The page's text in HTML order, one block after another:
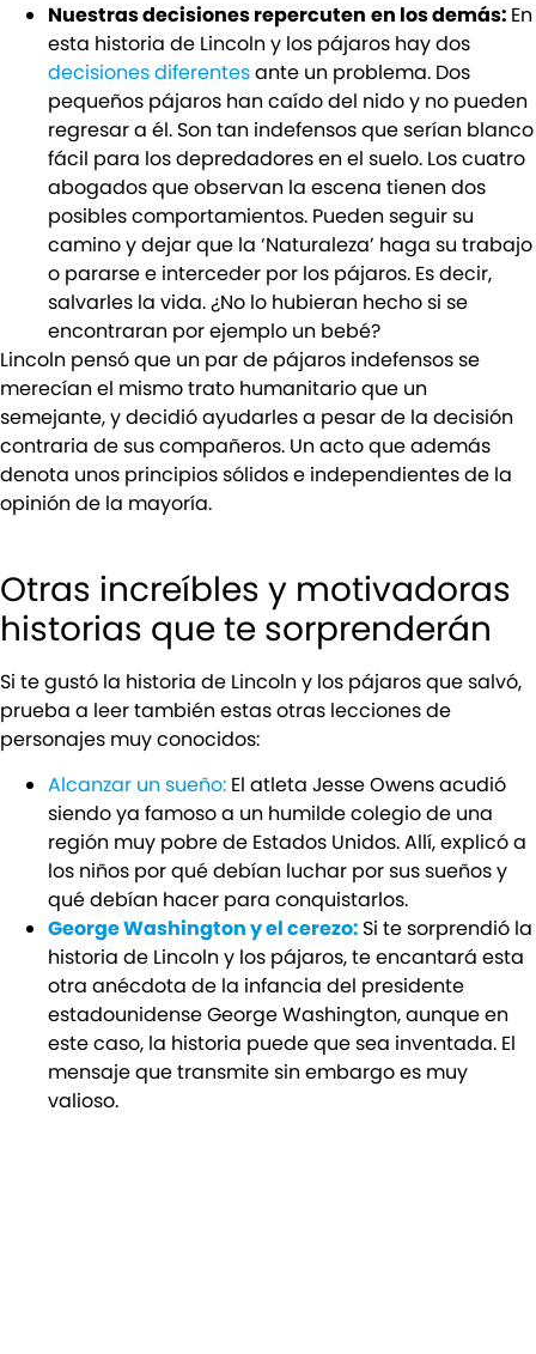
Nuestras decisiones repercuten en los demás: En
esta historia de Lincoln y los pájaros hay dos
decisiones diferentesante un problema. Dos
pequeños pájaros han caído del nido y no pueden
regresar a él. Son tan indefensos que serían blanco
fácil para los depredadores en el suelo. Los cuatro
abogados que observan la escena tienen dos
posibles comportamientos. Pueden seguir su
camino y dejar que la ‘Naturaleza’ haga su trabajo
o pararse e interceder por los pájaros. Es decir,
salvarles la vida. ¿No lo hubieran hecho si se
encontraran por ejemplo un bebé?
Lincoln pensó que un par de pájaros indefensos se
merecían el mismo trato humanitario que un
semejante, y decidió ayudarles a pesar de la decisión
contraria de sus compañeros. Un acto que además
denota unos principios sólidos e independientes de la
opinión de la mayoría.
Otras increíbles y motivadoras
historias que te sorprenderán
Si te gustó la historia de Lincoln y los pájaros que salvó,
prueba a leer también estas otras lecciones de
personajes muy conocidos:
Alcanzar un sueño: El atleta Jesse Owens acudió
siendo ya famoso a un humilde colegio de una
región muy pobre de Estados Unidos. Allí, explicó a
los niños por qué debían luchar por sus sueños y
qué debían hacer para conquistarlos.
George Washington y el cerezo: Si te sorprendió la
historia de Lincoln y los pájaros, te encantará esta
otra anécdota de la infancia del presidente
estadounidense George Washington, aunque en
este caso, la historia puede que sea inventada. El
mensaje que transmite sin embargo es muy
valioso.